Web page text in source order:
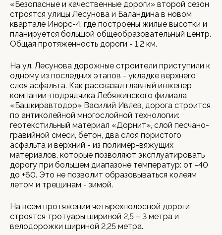
«Безопасные и качественные дороги» второй сезон
строятся улицы Лесунова и Баландина в новом
квартале Инорс-4, где построены жилые высотки и
планируется большой общеобразовательный центр.
Общая протяженность дороги - 1,2 км.
На ул. Лесунова дорожные строители приступили к
одному из последних этапов - укладке верхнего
слоя асфальта. Как рассказал главный инженер
компании-подрядчика Лебяжинского филиала
«Башкиравтодор» Василий Ивлев, дорога строится
по антиколейной многослойной технологии:
геотекстильный материал «Дорнит», слой песчано-
гравийной смеси, бетон, два слоя пористого
асфальта и верхний - из полимер-вяжущих
материалов, которые позволяют эксплуатировать
дорогу при большем диапазоне температур: от -40
до +60. Это не позволит образовываться колеям
летом и трещинам - зимой.
На всем протяжении четырехполосной дороги
строятся тротуары шириной 2,5 – 3 метра и
велодорожки шириной 2,25 метра.